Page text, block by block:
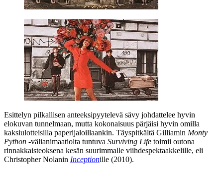
Esittelyn pilkallisen anteeksipyytelevä sävy johdattelee hyvin
elokuvan tunnelmaan, mutta kokonaisuus pärjäisi hyvin omilla
kaksiulotteisilla paperijaloillaankin. Täyspitkältä Gilliamin Monty
Python ‑välianimaatiolta tuntuva Surviving Life toimii outona
rinnakkaisteoksena kesän suurimmalle viihdespektaakkelille, eli
Christopher Nolanin Inceptionille (2010).